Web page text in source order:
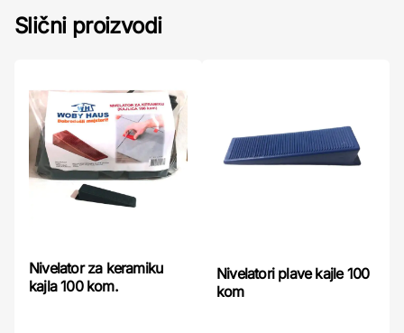
Slični proizvodi
Nivelator za keramiku
kajla 100 kom.
Nivelatori plave kajle 100
kom